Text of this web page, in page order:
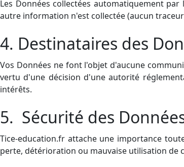
Les Données collectées automatiquement
autre information n'est collectée (aucun
4. Destinataires des
Vos Données ne font l'objet d'aucune
vertu d'une décision d'une autorité
intérêts.
5. Sécurité des
Tice-education.fr attache une importance
perte, détérioration ou mauvaise utilisation de